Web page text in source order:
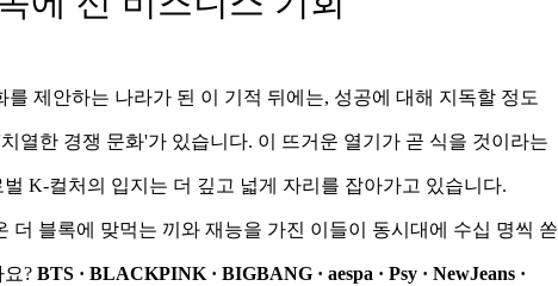
제안하는 나라가 된 이 기적 뒤에는, 성공에 대해 지독할 정도
열한 경쟁 문화'가 있습니다. 이 뜨거운 열기가 곧 식을 것이라는
K-컬처의 입지는 더 깊고 넓게 자리를 잡아가고 있습니다.
더 블록에 맞먹는 끼와 재능을 가진 이들이 동시대에 수십 명씩 쏟
? BTS · BLACKPINK · BIGBANG · aespa · Psy · NewJeans ·